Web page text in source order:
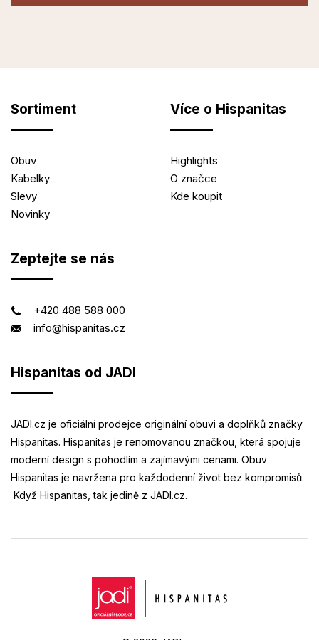
Sortiment
Obuv
Kabelky
Slevy
Novinky
Více o Hispanitas
Highlights
O značce
Kde koupit
Zeptejte se nás
+420 488 588 000
info@hispanitas.cz
Hispanitas od JADI
JADI.cz je oficiální prodejce originální obuvi a doplňků značky
Hispanitas. Hispanitas je renomovanou značkou, která spojuje
moderní design s pohodlím a zajímavými cenami. Obuv
Hispanitas je navržena pro každodenní život bez kompromisů.
Když Hispanitas, tak jedině z JADI.cz.